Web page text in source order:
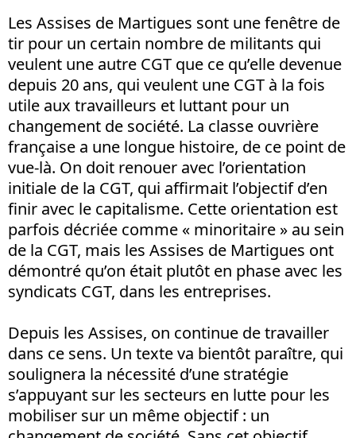
Les Assises de Martigues sont une fenêtre de
tir pour un certain nombre de militants qui
veulent une autre CGT que ce qu’elle devenue
depuis 20 ans, qui veulent une CGT à la fois
utile aux travailleurs et luttant pour un
changement de société. La classe ouvrière
française a une longue histoire, de ce point de
vue-là. On doit renouer avec l’orientation
initiale de la CGT, qui affirmait l’objectif d’en
finir avec le capitalisme. Cette orientation est
parfois décriée comme « minoritaire » au sein
de la CGT, mais les Assises de Martigues ont
démontré qu’on était plutôt en phase avec les
syndicats CGT, dans les entreprises.
Depuis les Assises, on continue de travailler
dans ce sens. Un texte va bientôt paraître, qui
soulignera la nécessité d’une stratégie
s’appuyant sur les secteurs en lutte pour les
mobiliser sur un même objectif : un